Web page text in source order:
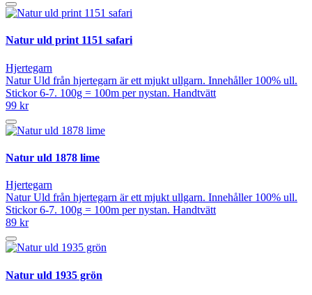
Natur uld print 1151 safari
Hjertegarn
Natur Uld från hjertegarn är ett mjukt ullgarn. Innehåller 100% ull.
Stickor 6-7. 100g = 100m per nystan. Handtvätt
99 kr
Natur uld 1878 lime
Hjertegarn
Natur Uld från hjertegarn är ett mjukt ullgarn. Innehåller 100% ull.
Stickor 6-7. 100g = 100m per nystan. Handtvätt
89 kr
Natur uld 1935 grön